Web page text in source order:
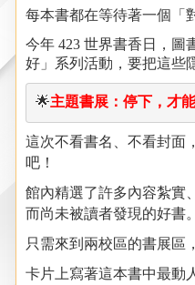
每本書都在等待著一個「
今年 423 世界書香日，圖
好」系列活動，要把這些
🌟主題書展：停下，才
這次不看書名、不看封面
吧！
館內精選了許多內容紮實
而尚未被讀者發現的好書。
只需來到兩校區的書展區
卡片上寫著這本書中最動